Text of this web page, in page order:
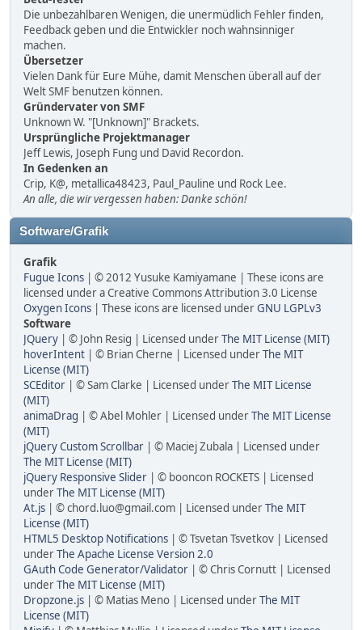
Die unbezahlbaren Wenigen, die unermüdlich Fehler finden,
Feedback geben und die Entwickler noch wahnsinniger
machen.
Übersetzer
Vielen Dank für Eure Mühe, damit Menschen überall auf der
Welt SMF benutzen können.
Gründervater von SMF
Unknown W. "[Unknown]" Brackets.
Ursprüngliche Projektmanager
Jeff Lewis, Joseph Fung und David Recordon.
In Gedenken an
Crip, K@, metallica48423, Paul_Pauline und Rock Lee.
An alle, die wir vergessen haben: Danke schön!
Software/Grafik
Grafik
Fugue Icons | © 2012 Yusuke Kamiyamane | These icons are
licensed under a Creative Commons Attribution 3.0 License
Oxygen Icons | These icons are licensed underGNU LGPLv3
Software
JQuery | © John Resig | Licensed underThe MIT License (MIT)
hoverIntent | © Brian Cherne | Licensed underThe MIT
License (MIT)
SCEditor | © Sam Clarke | Licensed underThe MIT License
(MIT)
animaDrag | © Abel Mohler | Licensed underThe MIT License
(MIT)
jQuery Custom Scrollbar | © Maciej Zubala | Licensed under
The MIT License (MIT)
jQuery Responsive Slider | © booncon ROCKETS | Licensed
underThe MIT License (MIT)
At.js | © chord.luo@gmail.com | Licensed underThe MIT
License (MIT)
HTML5 Desktop Notifications | © Tsvetan Tsvetkov | Licensed
underThe Apache License Version 2.0
GAuth Code Generator/Validator | © Chris Cornutt | Licensed
underThe MIT License (MIT)
Dropzone.js | © Matias Meno | Licensed underThe MIT
License (MIT)